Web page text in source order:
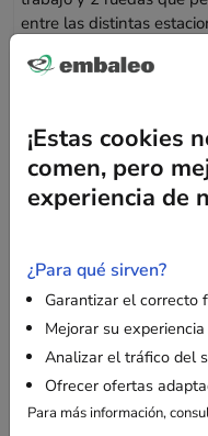
entre las distintas
A diferencia de los
referencia B389C
realizar uncorte manual
Fabricado en tubo de
una excelente
kg (compatible con
cm de diámetro).
% de materiales
8,5/10.
¡Estas cookies
comen, pero
experiencia de
¿Para qué sirven?
Garantizar el correcto
Mejorar su
Analizar el tráfico del
Ofrecer ofertas
Para más información,